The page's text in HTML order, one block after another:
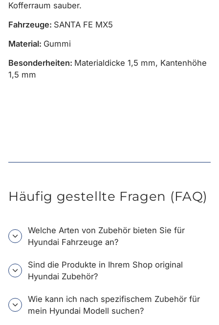
Kofferraum sauber.
Fahrzeuge: SANTA FE MX5
Material: Gummi
Besonderheiten: Materialdicke 1,5 mm, Kantenhöhe
1,5 mm
Häufig gestellte Fragen (FAQ)
Welche Arten von Zubehör bieten Sie für
Hyundai Fahrzeuge an?
Sind die Produkte in Ihrem Shop original
Hyundai Zubehör?
Wie kann ich nach spezifischem Zubehör für
mein Hyundai Modell suchen?